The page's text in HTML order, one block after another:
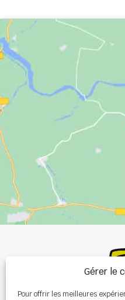
Gérer le
Pour offrir les meilleures